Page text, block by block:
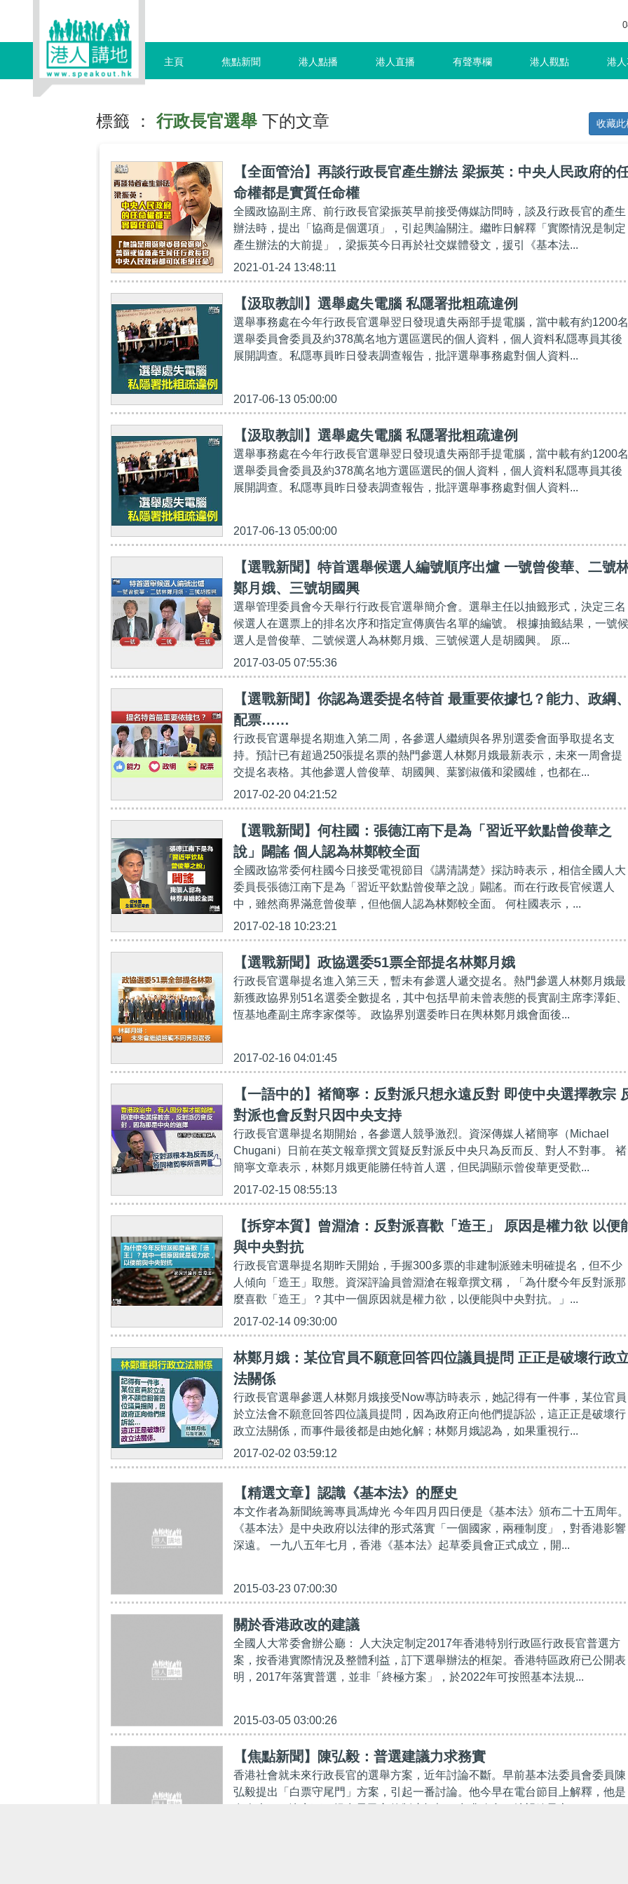
主頁 焦點新聞 港人點播 港人直播 有聲專欄 港人觀點 港
標籤 ： 行政長官選舉 下的文章 收藏此
【全面管治】再談行政長官產生辦法 梁振英：中央人民政府的
命權都是實質任命權
全國政協副主席、前行政長官梁振英早前接受傳媒訪問時，談及行政長官的產生
辦法時，提出「協商是個選項」，引起輿論關注。繼昨日解釋「實際情況是制定
產生辦法的大前提」，梁振英今日再於社交媒體發文，援引《基本法...
2021-01-24 13:48:11
【汲取教訓】選舉處失電腦 私隱署批粗疏違例
選舉事務處在今年行政長官選舉翌日發現遺失兩部手提電腦，當中載有約1200名
選舉委員會委員及約378萬名地方選區選民的個人資料，個人資料私隱專員其後
展開調查。私隱專員昨日發表調查報告，批評選舉事務處對個人資料...
2017-06-13 05:00:00
【汲取教訓】選舉處失電腦 私隱署批粗疏違例
選舉事務處在今年行政長官選舉翌日發現遺失兩部手提電腦，當中載有約1200名
選舉委員會委員及約378萬名地方選區選民的個人資料，個人資料私隱專員其後
展開調查。私隱專員昨日發表調查報告，批評選舉事務處對個人資料...
2017-06-13 05:00:00
【選戰新聞】特首選舉候選人編號順序出爐 一號曾俊華、二號
鄭月娥、三號胡國興
選舉管理委員會今天舉行行政長官選舉簡介會。選舉主任以抽籤形式，決定三名
候選人在選票上的排名次序和指定宣傳廣告名單的編號。 根據抽籤結果，一號候
選人是曾俊華、二號候選人為林鄭月娥、三號候選人是胡國興。 原...
2017-03-05 07:55:36
【選戰新聞】你認為選委提名特首 最重要依據乜？能力、政綱
配票……
行政長官選舉提名期進入第二周，各參選人繼續與各界別選委會面爭取提名支
持。預計已有超過250張提名票的熱門參選人林鄭月娥最新表示，未來一周會提
交提名表格。其他參選人曾俊華、胡國興、葉劉淑儀和梁國雄，也都在...
2017-02-20 04:21:52
【選戰新聞】何柱國：張德江南下是為「習近平欽點曾俊華之
說」闢謠 個人認為林鄭較全面
全國政協常委何柱國今日接受電視節目《講清講楚》採訪時表示，相信全國人大
委員長張德江南下是為「習近平欽點曾俊華之說」闢謠。而在行政長官候選人
中，雖然商界滿意曾俊華，但他個人認為林鄭較全面。 何柱國表示，...
2017-02-18 10:23:21
【選戰新聞】政協選委51票全部提名林鄭月娥
行政長官選舉提名進入第三天，暫未有參選人遞交提名。熱門參選人林鄭月娥最
新獲政協界別51名選委全數提名，其中包括早前未曾表態的長實副主席李澤鉅、
恆基地產副主席李家傑等。 政協界別選委昨日在輿林鄭月娥會面後...
2017-02-16 04:01:45
【一語中的】褚簡寧：反對派只想永遠反對 即使中央選擇教宗
對派也會反對只因中央支持
行政長官選舉提名期開始，各參選人競爭激烈。資深傳媒人褚簡寧（Michael
Chugani）日前在英文報章撰文質疑反對派反中央只為反而反、對人不對事。 褚
簡寧文章表示，林鄭月娥更能勝任特首人選，但民調顯示曾俊華更受歡...
2017-02-15 08:55:13
【拆穿本質】曾淵滄：反對派喜歡「造王」 原因是權力欲 以便
與中央對抗
行政長官選舉提名期昨天開始，手握300多票的非建制派雖未明確提名，但不少
人傾向「造王」取態。資深評論員曾淵滄在報章撰文稱，「為什麼今年反對派那
麼喜歡「造王」？其中一個原因就是權力欲，以便能與中央對抗。」...
2017-02-14 09:30:00
林鄭月娥：某位官員不願意回答四位議員提問 正正是破壞行政
法關係
行政長官選舉參選人林鄭月娥接受Now專訪時表示，她記得有一件事，某位官員
於立法會不願意回答四位議員提問，因為政府正向他們提訴訟，這正正是破壞行
政立法關係，而事件最後都是由她化解；林鄭月娥認為，如果重視行...
2017-02-02 03:59:12
【精選文章】認識《基本法》的歷史
本文作者為新聞統籌專員馮煒光 今年四月四日便是《基本法》頒布二十五周年。
《基本法》是中央政府以法律的形式落實「一個國家，兩種制度」，對香港影響
深遠。 一九八五年七月，香港《基本法》起草委員會正式成立，開...
2015-03-23 07:00:30
關於香港政改的建議
全國人大常委會辦公廳： 人大決定制定2017年香港特別行政區行政長官普選方
案，按香港實際情況及整體利益，訂下選舉辦法的框架。香港特區政府已公開表
明，2017年落實普選，並非「終極方案」，於2022年可按照基本法規...
2015-03-05 03:00:26
【焦點新聞】陳弘毅：普選建議力求務實
香港社會就未來行政長官的選舉方案，近年討論不斷。早前基本法委員會委員陳
弘毅提出「白票守尾門」方案，引起一番討論。他今早在電台節目上解釋，他是